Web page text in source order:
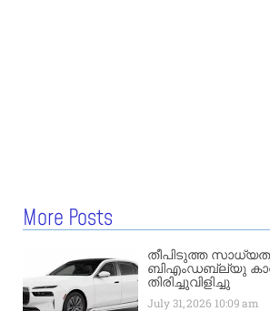
More Posts
തീപിടുത്ത
ബിഎംഡബ്ല്യു
തിരിച്ചുവിളിച്ചു
July 31, 2026 10:09 am